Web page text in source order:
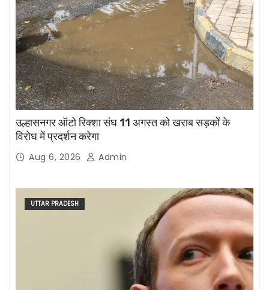
उल्हासनगर ऑटो रिक्शा संघ 11 अगस्त को खराब सड़कों के
विरोध में प्रदर्शन करेगा
Aug 6, 2026 Admin
UTTAR PRADESH